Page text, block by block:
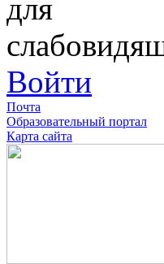
Войти
Почта
Образовательный портал
Карта сайта